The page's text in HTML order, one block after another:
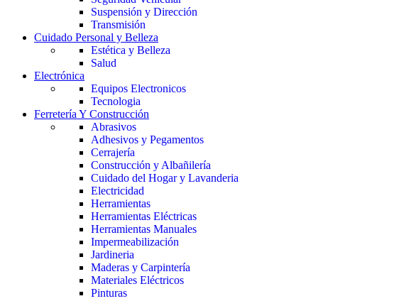
Suspensión y Dirección
Transmisión
Cuidado Personal y Belleza
Estética y Belleza
Salud
Electrónica
Equipos Electronicos
Tecnologia
Ferretería Y Construcción
Abrasivos
Adhesivos y Pegamentos
Cerrajería
Construcción y Albañilería
Cuidado del Hogar y Lavanderia
Electricidad
Herramientas
Herramientas Eléctricas
Herramientas Manuales
Impermeabilización
Jardineria
Maderas y Carpintería
Materiales Eléctricos
Pinturas